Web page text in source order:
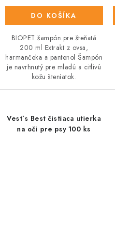
DO KOŠÍKA
BIOPET šampón pre šteňatá
200 ml Extrakt z ovsa,
harmančeka a pantenol Šampón
je navrhnutý pre mladú a citlivú
kožu šteniatok.
Vest´s Best čistiaca utierka
na oči pre psy 100 ks